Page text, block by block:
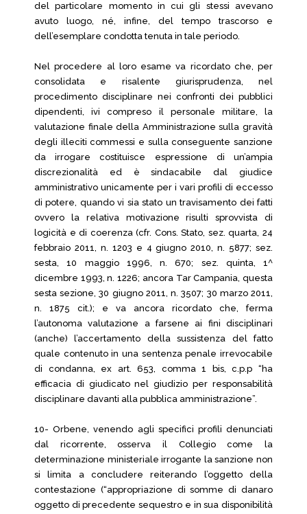
del particolare momento in cui gli stessi avevano
avuto luogo, né, infine, del tempo trascorso e
dell’esemplare condotta tenuta in tale periodo.
Nel procedere al loro esame va ricordato che, per
consolidata e risalente giurisprudenza, nel
procedimento disciplinare nei confronti dei pubblici
dipendenti, ivi compreso il personale militare, la
valutazione finale della Amministrazione sulla gravità
degli illeciti commessi e sulla conseguente sanzione
da irrogare costituisce espressione di un’ampia
discrezionalità ed è sindacabile dal giudice
amministrativo unicamente per i vari profili di eccesso
di potere, quando vi sia stato un travisamento dei fatti
ovvero la relativa motivazione risulti sprovvista di
logicità e di coerenza (cfr. Cons. Stato, sez. quarta, 24
febbraio 2011, n. 1203 e 4 giugno 2010, n. 5877; sez.
sesta, 10 maggio 1996, n. 670; sez. quinta, 1^
dicembre 1993, n. 1226; ancora Tar Campania, questa
sesta sezione, 30 giugno 2011, n. 3507; 30 marzo 2011,
n. 1875 cit.); e va ancora ricordato che, ferma
l’autonoma valutazione a farsene ai fini disciplinari
(anche) l’accertamento della sussistenza del fatto
quale contenuto in una sentenza penale irrevocabile
di condanna, ex art. 653, comma 1 bis, c.p.p “ha
efficacia di giudicato nel giudizio per responsabilità
disciplinare davanti alla pubblica amministrazione”.
10- Orbene, venendo agli specifici profili denunciati
dal ricorrente, osserva il Collegio come la
determinazione ministeriale irrogante la sanzione non
si limita a concludere reiterando l’oggetto della
contestazione (“appropriazione di somme di danaro
oggetto di precedente sequestro e in sua disponibilità